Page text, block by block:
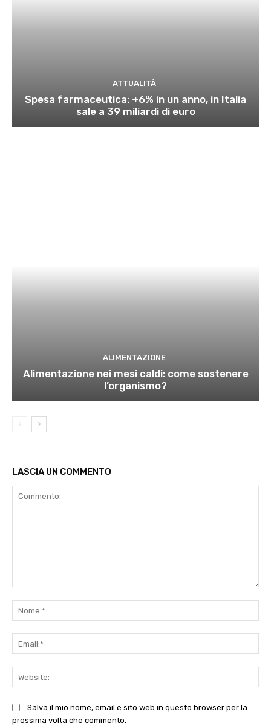
ATTUALITÀ
Spesa farmaceutica: +6% in un anno, in Italia
sale a 39 miliardi di euro
ALIMENTAZIONE
Alimentazione nei mesi caldi: come sostenere
l’organismo?
LASCIA UN COMMENTO
Salva il mio nome, email e sito web in questo browser per la
prossima volta che commento.